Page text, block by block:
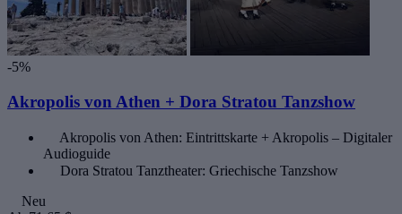
-5%
Akropolis von Athen + Dora Stratou Tanzshow
Akropolis von Athen: Eintrittskarte + Akropolis – Digitaler
Audioguide
Dora Stratou Tanztheater: Griechische Tanzshow
Neu